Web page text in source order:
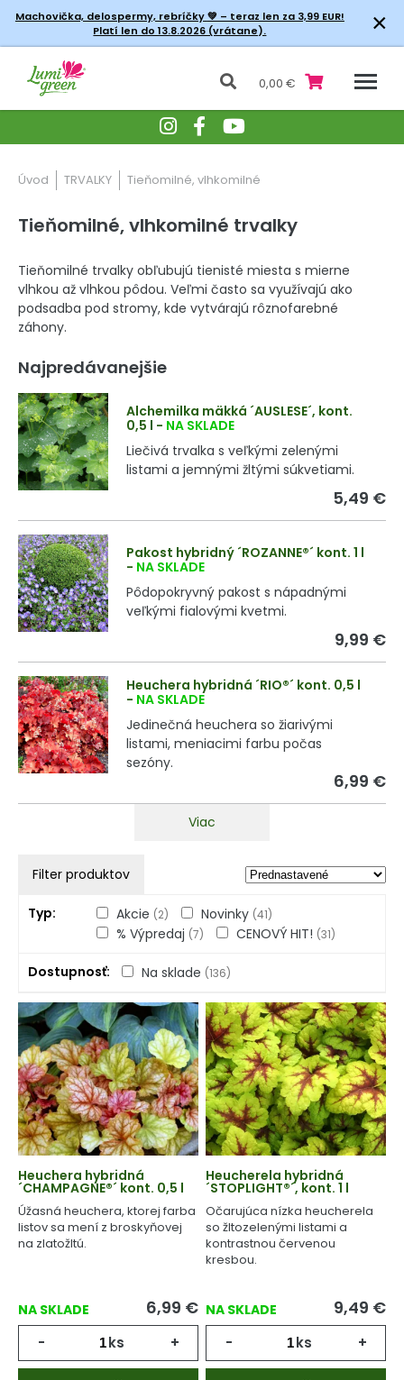
Machovička, delospermy, rebríčky💚 – teraz len za 3,99 EUR!
Platí len do 13.8.2026 (vrátane).
×
0,00 €
Úvod TRVALKY Tieňomilné, vlhkomilné
Tieňomilné, vlhkomilné trvalky
Tieňomilné trvalky obľubujú tienisté miesta s mierne
vlhkou až vlhkou pôdou. Veľmi často sa využívajú ako
podsadba pod stromy, kde vytvárajú rôznofarebné
záhony.
Najpredávanejšie
Alchemilka mäkká ´AUSLESE´, kont.
0,5 l - NA SKLADE
Liečivá trvalka s veľkými zelenými
listami a jemnými žltými súkvetiami.
5,49 €
Pakost hybridný ´ROZANNE®´ kont. 1 l
- NA SKLADE
Pôdopokryvný pakost s nápadnými
veľkými fialovými kvetmi.
9,99 €
Heuchera hybridná ´RIO®´ kont. 0,5 l
- NA SKLADE
Jedinečná heuchera so žiarivými
listami, meniacimi farbu počas
sezóny.
6,99 €
Viac
Filter produktov
Typ Akcie (2) Novinky (41)
% Výpredaj (7) CENOVÝ HIT! (31)
Dostupnosť Na sklade (136)
Heuchera hybridná
´CHAMPAGNE®´ kont. 0,5 l
Úžasná heuchera, ktorej farba
listov sa mení z broskyňovej
na zlatožltú.
NA SKLADE 6,99 €
- ks +
Heucherela hybridná
´STOPLIGHT®´, kont. 1 l
Očarujúca nízka heucherela
so žltozelenými listami a
kontrastnou červenou
kresbou.
NA SKLADE 9,49 €
- ks +